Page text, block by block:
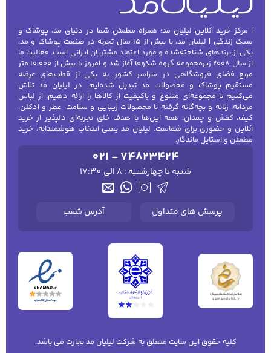
شد تا تجربه‌ای مطمئن و رضایت‌بخش داشته
باشید.
شال و روسری زنانه روزمره
شال و روسری روزمره سبک، نرم و راحت هستند و
مناسب استفاده روزانه، محیط شهری و دانشگاه
می‌باشند. این مدل‌ها معمولاً از پارچه‌های سبک
مانند نخی و پلی‌استر تولید می‌شوند تا آزادی
حرکت و راحتی کافی داشته باشند.
شال نخی زنانه با تی‌شرت و شلوار جین برای
استایل کژوال
روسری پلی‌استر سبک با مانتو روزمره برای محل
کار
شال کوچک زنانه با پیراهن تابستانی و کفش
اسپرت
این مدل‌ها برای فعالیت‌های روزمره، خرید، گردش
شیک بودن را فراهم می‌کنند.
| مرکز خرید آنلاین لیلیان مد؛ همراه مطمئن شما در دنیای مد، پوشاک و
سبک زندگی | لیلیان مد، با بیش از ۱۵ سال تجربه در صنعت پوشاک و مد،
یکی از برندهای شناخته‌شده و مورد اعتماد مشتریان ایرانی است. فعالیت ما
از سال ۲۰۰۸ زیرمجموعه گروه شکوفا آغاز شد و امروز با بیش از ۱۰٬۰۰۰ متر
مربع فضای فروشگاهی در سراسر کشور، به یکی از قطب‌های عرضه
مستقیم پوشاک و محصولات مد تبدیل شده‌ایم. در لیلیان مد تلاش
می‌کنیم تا مجموعه‌ای متنوع و باکیفیت از کالاها را ارائه دهیم؛ از لباس
مردانه، زنانه و بچه‌گانه گرفته تا محصولات زیبایی و سلامت، عطر و ادکلن،
کیف، کفش و چمدان. همه این‌ها با هدف خلق تجربه‌ای دلپذیر از خرید
آنلاین و حضوری برای شماست. لیلیان مد یعنی انتخاب هوشمندانه، خرید
مطمئن و استایل ماندگار.
021 - 74823424
شنبه تا چهارشنبه : 8 الی 17:30
پرسش های متداول آدرس شعب
کلیه حقوق این سایت متعلق به شرکت لیلیان مد تجارت می باشد.